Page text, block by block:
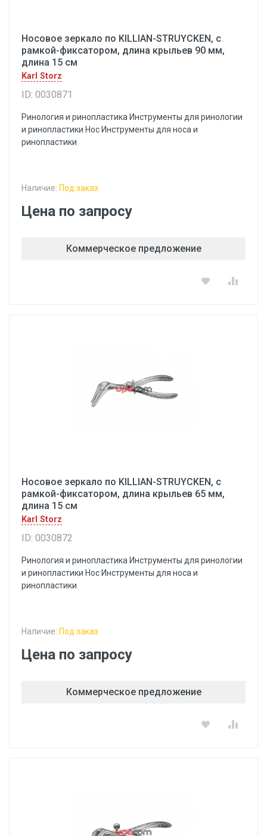
Носовое зеркало по KILLIAN-STRUYCKEN, с
рамкой-фиксатором, длина крыльев 90 мм,
длина 15 см
Karl Storz
ID: 0030871
Ринология и ринопластика Инструменты для ринологии
и ринопластики Hoc Инструменты для носа и
ринопластики
Наличие: Под заказ
Цена по запросу
Коммерческое предложение
Носовое зеркало по KILLIAN-STRUYCKEN, с
рамкой-фиксатором, длина крыльев 65 мм,
длина 15 см
Karl Storz
ID: 0030872
Ринология и ринопластика Инструменты для ринологии
и ринопластики Hoc Инструменты для носа и
ринопластики
Наличие: Под заказ
Цена по запросу
Коммерческое предложение